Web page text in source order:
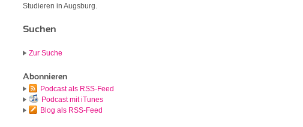
Studieren in Augsburg.
Suchen
Zur Suche
Abonnieren
Podcast als RSS-Feed
Podcast mit iTunes
Blog als RSS-Feed